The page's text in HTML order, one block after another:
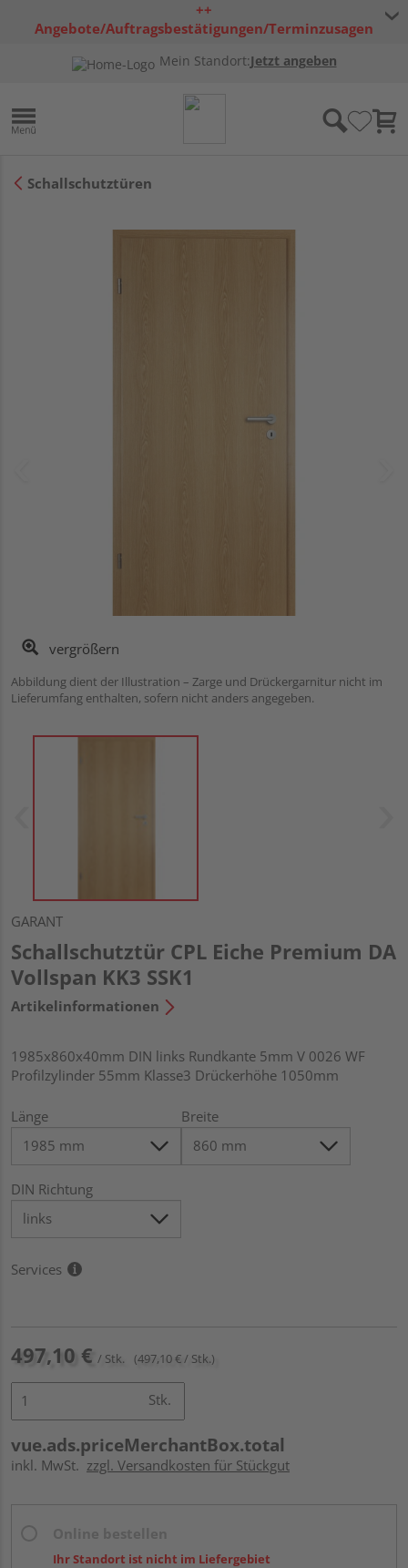
++
Angebote/Auftragsbestätigungen/Terminzusagen
Mein Standort:Jetzt angeben
Schallschutztüren
vergrößern
Abbildung dient der Illustration – Zarge und Drückergarnitur nicht im
Lieferumfang enthalten, sofern nicht anders angegeben.
GARANT
Schallschutztür CPL Eiche Premium DA
Vollspan KK3 SSK1
Artikelinformationen
1985x860x40mm DIN links Rundkante 5mm V 0026 WF
Profilzylinder 55mm Klasse3 Drückerhöhe 1050mm
Länge Breite
DIN Richtung
Services
497,10 € / Stk. (497,10 € / Stk.)
Stk.
vue.ads.priceMerchantBox.total
inkl. MwSt. zzgl. Versandkosten für Stückgut
Ihr Standort ist nicht im Liefergebiet